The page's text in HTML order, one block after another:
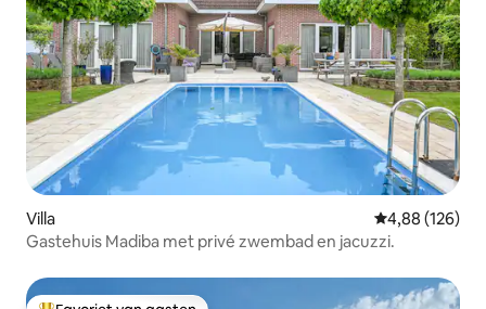
Villa Gemiddelde
4,88 (126)
Gastehuis Madiba met privé zwembad en jacuzzi.